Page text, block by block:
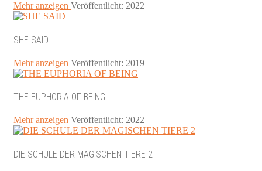
Mehr anzeigen Veröffentlicht: 2022
SHE SAID
Mehr anzeigen Veröffentlicht: 2019
THE EUPHORIA OF BEING
Mehr anzeigen Veröffentlicht: 2022
DIE SCHULE DER MAGISCHEN TIERE 2